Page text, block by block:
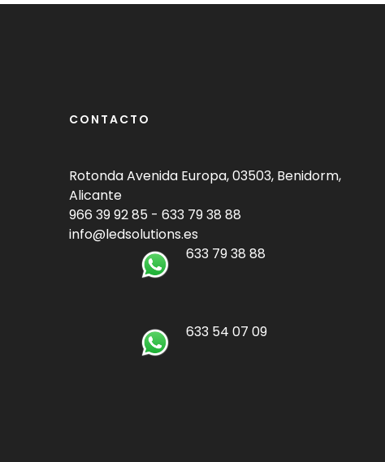
CONTACTO
Rotonda Avenida Europa, 03503, Benidorm,
Alicante
966 39 92 85 - 633 79 38 88
info@ledsolutions.es
633 79 38 88
633 54 07 09